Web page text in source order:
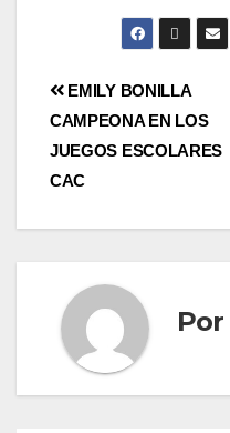
EMILY BONILLA
CAMPEONA EN LOS
JUEGOS ESCOLARES
CAC
Por